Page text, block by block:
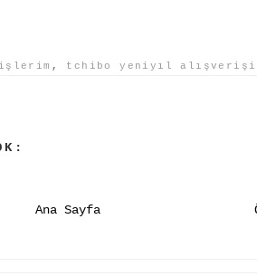
, tchibo yeniyıl alışverişi
Ana Sayfa